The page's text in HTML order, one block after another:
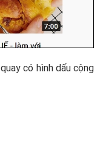
có hình dấu cộng